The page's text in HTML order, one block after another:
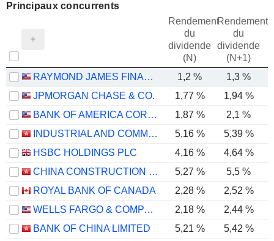
Principaux concurrents
Rendement
du
dividende
(N)
Rendement
du
dividende
(N+1)
RAYMOND JAMES FINANCIAL, INC. 1,2 % 1,3 %
JPMORGAN CHASE & CO.
1,77 %
1,94 %
BANK OF AMERICA CORPORATION
1,87 % 2,1 %
INDUSTRIAL AND COMMERCIAL BANK OF CHINA LIMITED
5,16 %
5,39 %
HSBC HOLDINGS PLC
4,16 %
4,64 %
CHINA CONSTRUCTION BANK CORPORATION
5,27 %
5,5 %
ROYAL BANK OF CANADA
2,28 % 2,52 %
WELLS FARGO & COMPANY
2,18 % 2,44 %
BANK OF CHINA LIMITED
5,21 %
5,42 %